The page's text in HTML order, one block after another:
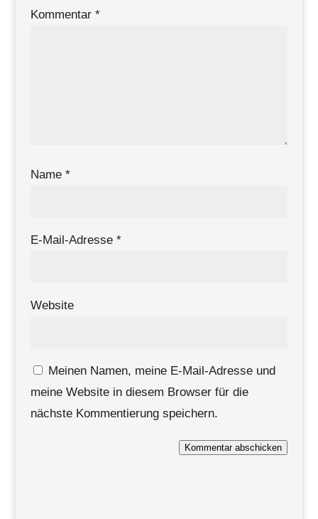
Kommentar *
Name *
E-Mail-Adresse *
Website
Meinen Namen, meine E-Mail-Adresse und
meine Website in diesem Browser für die
nächste Kommentierung speichern.
Kommentar abschicken